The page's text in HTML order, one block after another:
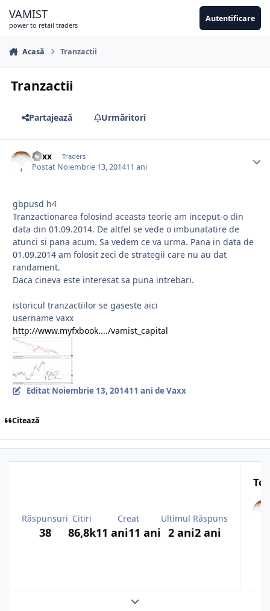
VAMIST
power to retail traders
Autentificare
Acasă Tranzactii
Tranzactii
Partajează Urmăritori
Vaxx Traders
Postat Noiembrie 13, 201411 ani
gbpusd h4
Tranzactionarea folosind aceasta teorie am inceput-o din
data din 01.09.2014. De altfel se vede o imbunatatire de
atunci si pana acum. Sa vedem ce va urma. Pana in data de
01.09.2014 am folosit zeci de strategii care nu au dat
randament.
Daca cineva este interesat sa puna intrebari.
istoricul tranzactiilor se gaseste aici
username vaxx
http://www.myfxbook..../vamist_capital
Editat Noiembrie 13, 201411 ani de Vaxx
Citează
Răspunsuri
38
Citiri
86,8k
Creat
11 ani11 ani
Ultimul Răspuns
2 ani2 ani
Expand topic overview